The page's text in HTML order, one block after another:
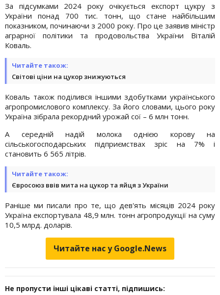
За підсумками 2024 року очікується експорт цукру з
України понад 700 тис. тонн, що стане найбільшим
показником, починаючи з 2000 року. Про це заявив міністр
аграрної політики та продовольства України Віталій
Коваль.
Читайте також:
Світові ціни на цукор знижуються
Коваль також поділився іншими здобутками українського
агропромислового комплексу. За його словами, цього року
Україна зібрала рекордний урожай сої – 6 млн тонн.
А середній надій молока однією корову на
сільськогосподарських підприємствах зріс на 7% і
становить 6 565 літрів.
Читайте також:
Євросоюз ввів мита на цукор та яйця з України
Раніше ми писали про те, що дев'ять місяців 2024 року
Україна експортувала 48,9 млн. тонн агропродукції на суму
10,5 млрд. доларів.
Читайте нас у Google.News
Не пропусти інші цікаві статті, підпишись: